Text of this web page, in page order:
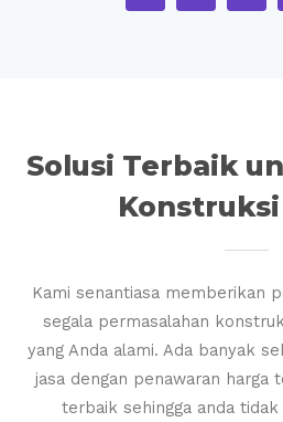
Solusi Terbaik
Kami senantiasa memberikan
segala permasalahan
yang Anda alami. Ada banyak
jasa dengan penawaran harga
terbaik sehingga anda